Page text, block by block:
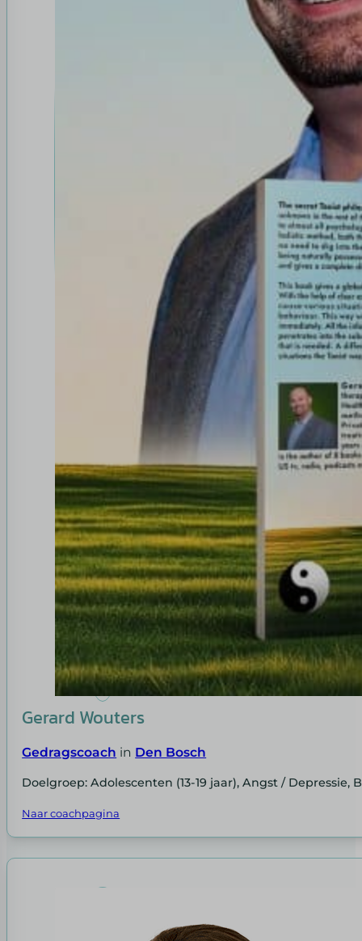
Gerard Wouters
Gedragscoach in Den Bosch
Doelgroep: Adolescenten (13-19 jaar), Angst / Depressie,
Naar coachpagina